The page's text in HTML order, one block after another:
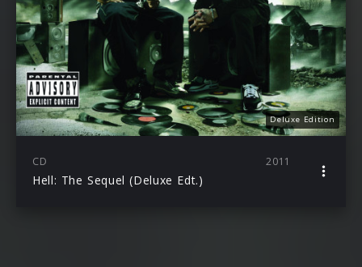
Deluxe Edition
CD 2011
Hell: The Sequel (Deluxe Edt.)